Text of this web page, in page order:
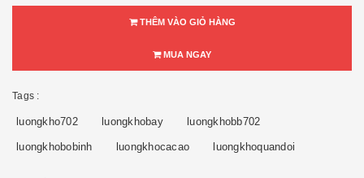
THÊM VÀO GIỎ HÀNG
MUA NGAY
Tags :
luongkho702 luongkhobay luongkhobb702
luongkhobobinh luongkhocacao luongkhoquandoi